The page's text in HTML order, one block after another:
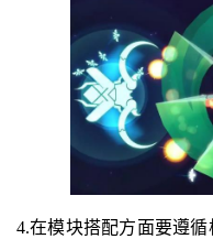
4.在模块搭配方面要遵循